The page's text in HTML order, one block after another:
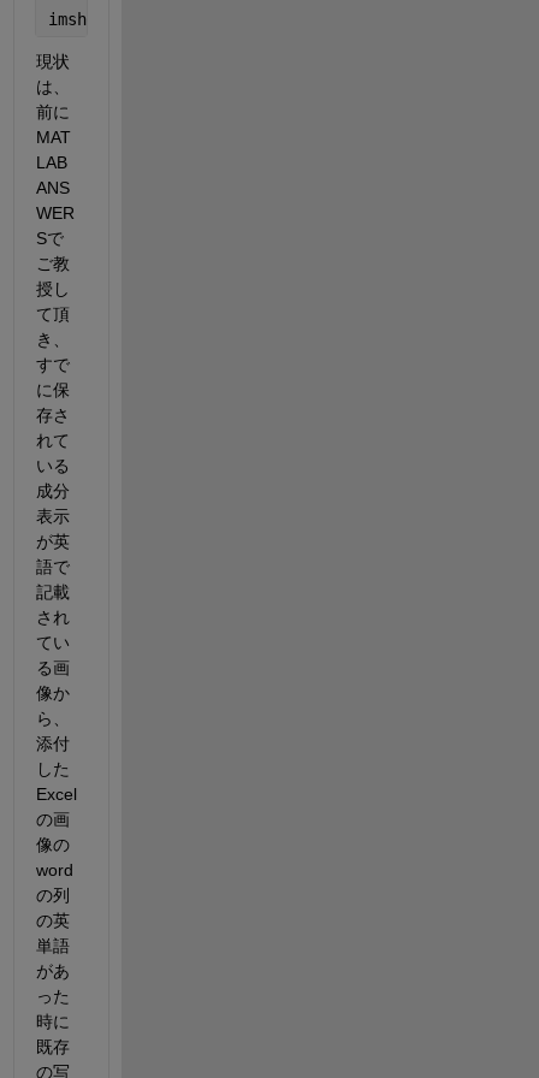
imshow(img);
現状
は、
前に
MAT
LAB
ANS
WER
Sで
ご教
授し
て頂
き、
すで
に保
存さ
れて
いる
成分
表示
が英
語で
記載
され
てい
る画
像か
ら、
添付
した
Excel
の画
像の
word
の列
の英
単語
があ
った
時に
既存
の写